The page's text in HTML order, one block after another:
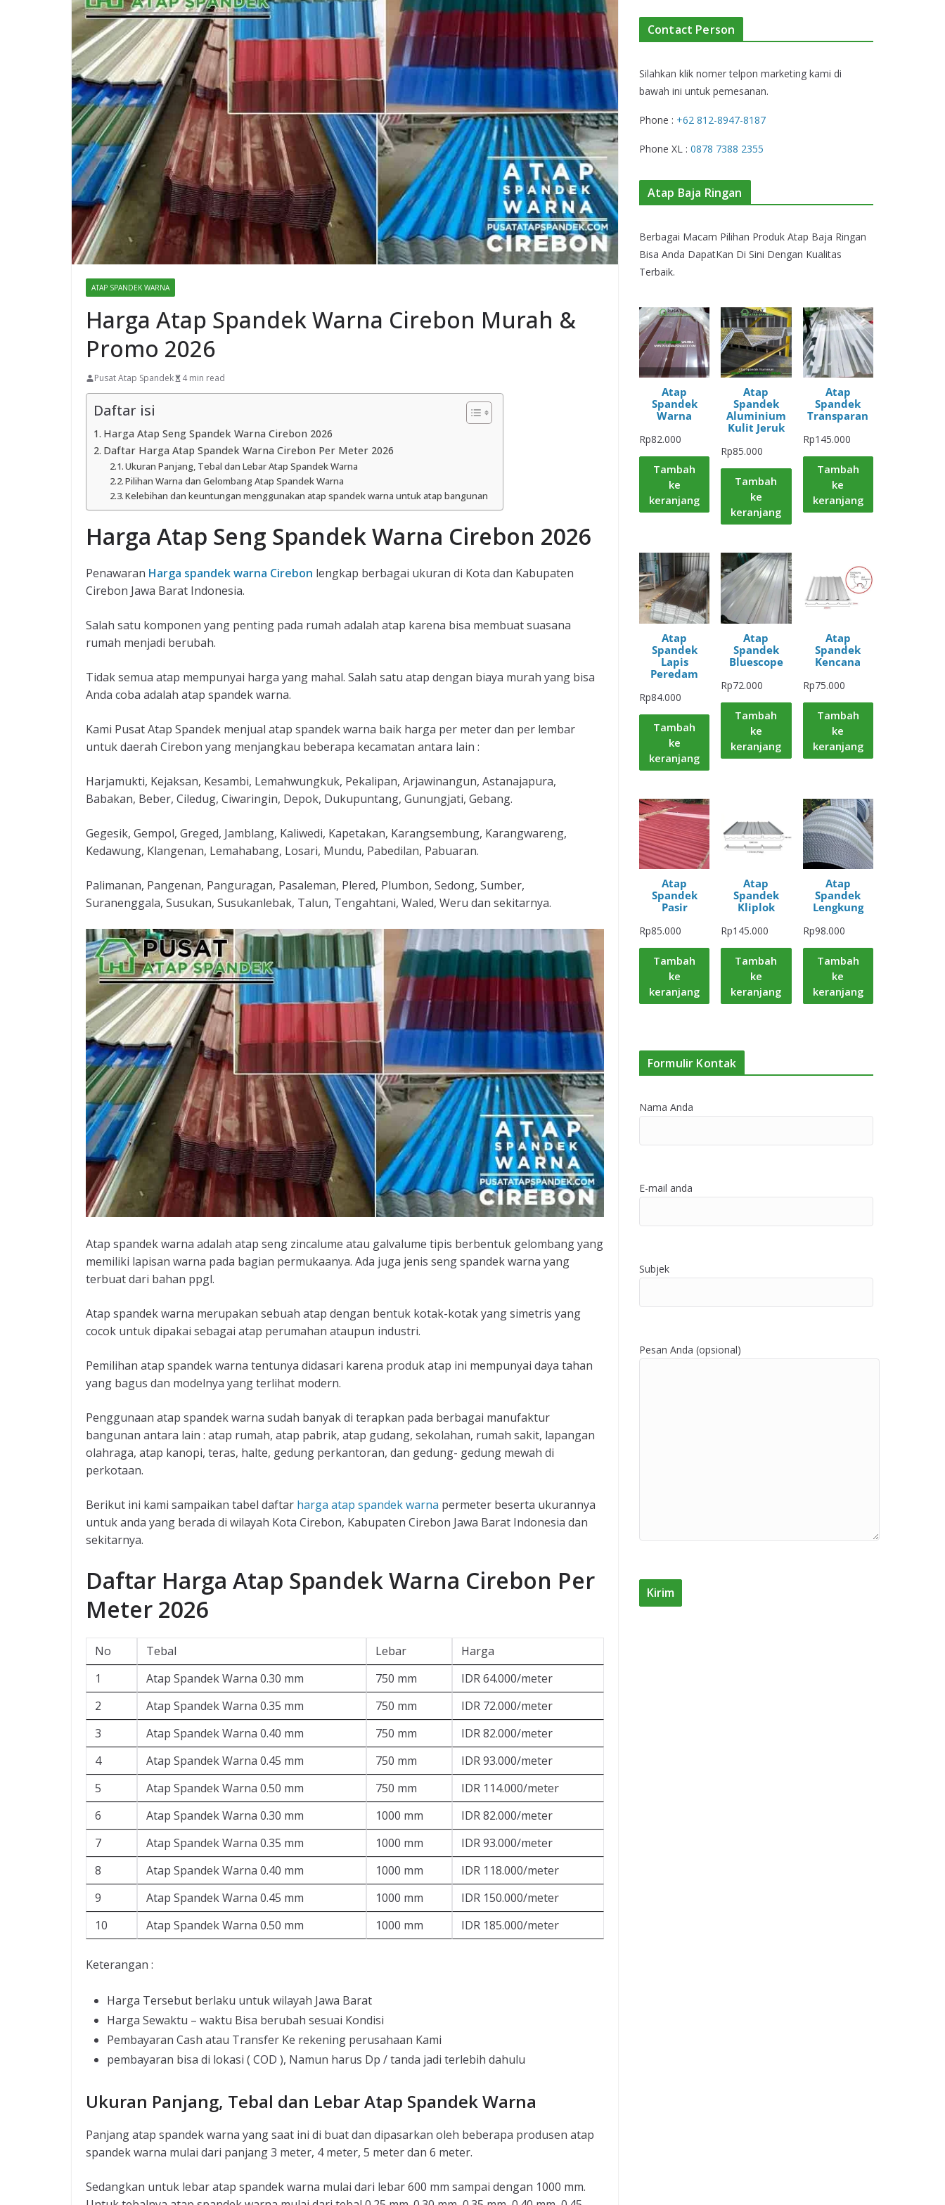
ATAP SPANDEK WARNA
Harga Atap Spandek Warna Cirebon Murah &
Promo 2026
Pusat Atap Spandek 4 min read
Daftar isi
Harga Atap Seng Spandek Warna Cirebon 2026
Daftar Harga Atap Spandek Warna Cirebon Per Meter 2026
Ukuran Panjang, Tebal dan Lebar Atap Spandek Warna
Pilihan Warna dan Gelombang Atap Spandek Warna
Kelebihan dan keuntungan menggunakan atap spandek warna untuk atap bangunan
Harga Atap Seng Spandek Warna Cirebon 2026
Penawaran Harga spandek warna Cirebon lengkap berbagai ukuran di Kota dan Kabupaten
Cirebon Jawa Barat Indonesia.
Salah satu komponen yang penting pada rumah adalah atap karena bisa membuat suasana
rumah menjadi berubah.
Tidak semua atap mempunyai harga yang mahal. Salah satu atap dengan biaya murah yang bisa
Anda coba adalah atap spandek warna.
Kami Pusat Atap Spandek menjual atap spandek warna baik harga per meter dan per lembar
untuk daerah Cirebon yang menjangkau beberapa kecamatan antara lain :
Harjamukti, Kejaksan, Kesambi, Lemahwungkuk, Pekalipan, Arjawinangun, Astanajapura,
Babakan, Beber, Ciledug, Ciwaringin, Depok, Dukupuntang, Gunungjati, Gebang.
Gegesik, Gempol, Greged, Jamblang, Kaliwedi, Kapetakan, Karangsembung, Karangwareng,
Kedawung, Klangenan, Lemahabang, Losari, Mundu, Pabedilan, Pabuaran.
Palimanan, Pangenan, Panguragan, Pasaleman, Plered, Plumbon, Sedong, Sumber,
Suranenggala, Susukan, Susukanlebak, Talun, Tengahtani, Waled, Weru dan sekitarnya.
Atap spandek warna adalah atap seng zincalume atau galvalume tipis berbentuk gelombang yang
memiliki lapisan warna pada bagian permukaanya. Ada juga jenis seng spandek warna yang
terbuat dari bahan ppgl.
Atap spandek warna merupakan sebuah atap dengan bentuk kotak-kotak yang simetris yang
cocok untuk dipakai sebagai atap perumahan ataupun industri.
Pemilihan atap spandek warna tentunya didasari karena produk atap ini mempunyai daya tahan
yang bagus dan modelnya yang terlihat modern.
Penggunaan atap spandek warna sudah banyak di terapkan pada berbagai manufaktur
bangunan antara lain : atap rumah, atap pabrik, atap gudang, sekolahan, rumah sakit, lapangan
olahraga, atap kanopi, teras, halte, gedung perkantoran, dan gedung- gedung mewah di
perkotaan.
Berikut ini kami sampaikan tabel daftar harga atap spandek warna permeter beserta ukurannya
untuk anda yang berada di wilayah Kota Cirebon, Kabupaten Cirebon Jawa Barat Indonesia dan
sekitarnya.
Daftar Harga Atap Spandek Warna Cirebon Per
Meter 2026
No Tebal Lebar
Harga
1
Atap Spandek Warna 0.30 mm 750 mm
IDR 64.000/meter
2
Atap Spandek Warna 0.35 mm 750 mm
IDR 72.000/meter
3
Atap Spandek Warna 0.40 mm 750 mm
IDR 82.000/meter
4
Atap Spandek Warna 0.45 mm 750 mm
IDR 93.000/meter
5
Atap Spandek Warna 0.50 mm 750 mm
IDR 114.000/meter
6
Atap Spandek Warna 0.30 mm 1000 mm
IDR 82.000/meter
7
Atap Spandek Warna 0.35 mm 1000 mm
IDR 93.000/meter
8
Atap Spandek Warna 0.40 mm 1000 mm
IDR 118.000/meter
9
Atap Spandek Warna 0.45 mm 1000 mm
IDR 150.000/meter
10
Atap Spandek Warna 0.50 mm 1000 mm IDR 185.000/meter
Keterangan :
Harga Tersebut berlaku untuk wilayah Jawa Barat
Harga Sewaktu – waktu Bisa berubah sesuai Kondisi
Pembayaran Cash atau Transfer Ke rekening perusahaan Kami
pembayaran bisa di lokasi ( COD ), Namun harus Dp / tanda jadi terlebih dahulu
Ukuran Panjang, Tebal dan Lebar Atap Spandek Warna
Panjang atap spandek warna yang saat ini di buat dan dipasarkan oleh beberapa produsen atap
spandek warna mulai dari panjang 3 meter, 4 meter, 5 meter dan 6 meter.
Sedangkan untuk lebar atap spandek warna mulai dari lebar 600 mm sampai dengan 1000 mm.
Contact Person
Silahkan klik nomer telpon marketing kami di
bawah ini untuk pemesanan.
Phone : +62 812-8947-8187
Phone XL : 0878 7388 2355
Atap Baja Ringan
Berbagai Macam Pilihan Produk Atap Baja Ringan
Bisa Anda DapatKan Di Sini Dengan Kualitas
Terbaik.
Atap
Spandek
Warna
Rp82.000
Tambah
ke
keranjang
Atap
Spandek
Aluminium
Kulit Jeruk
Rp85.000
Tambah
ke
keranjang
Atap
Spandek
Transparan
Rp145.000
Tambah
ke
keranjang
Atap
Spandek
Lapis
Peredam
Rp84.000
Tambah
ke
keranjang
Atap
Spandek
Bluescope
Rp72.000
Tambah
ke
keranjang
Atap
Spandek
Kencana
Rp75.000
Tambah
ke
keranjang
Atap
Spandek
Pasir
Rp85.000
Tambah
ke
keranjang
Atap
Spandek
Kliplok
Rp145.000
Tambah
ke
keranjang
Atap
Spandek
Lengkung
Rp98.000
Tambah
ke
keranjang
Formulir Kontak
Nama Anda
E-mail anda
Subjek
Pesan Anda (opsional)